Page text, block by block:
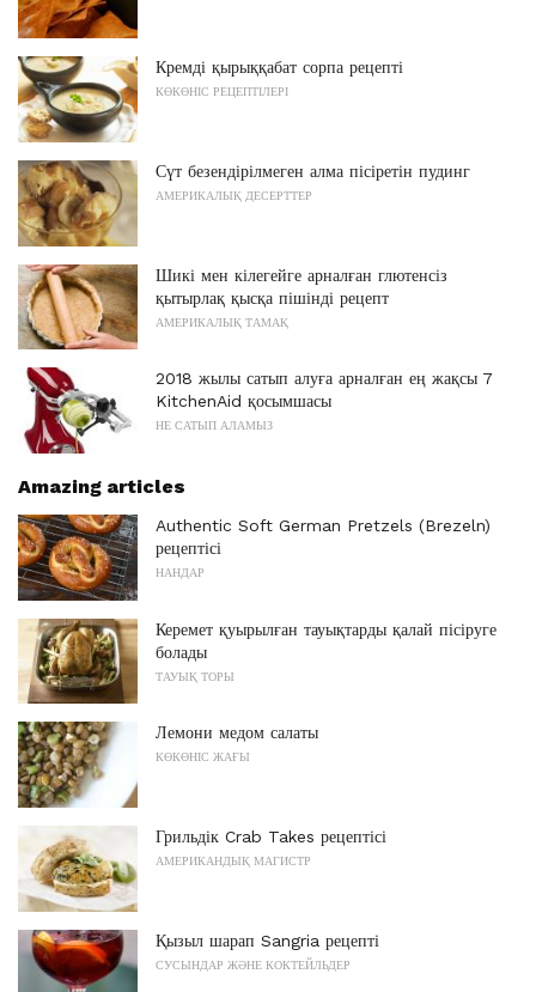
Кремді қырыққабат сорпа рецепті
КӨКӨНІС РЕЦЕПТІЛЕРІ
Сүт безендірілмеген алма пісіретін пудинг
АМЕРИКАЛЫҚ ДЕСЕРТТЕР
Шикі мен кілегейге арналған глютенсіз
қытырлақ қысқа пішінді рецепт
АМЕРИКАЛЫҚ ТАМАҚ
2018 жылы сатып алуға арналған ең жақсы 7
KitchenAid қосымшасы
НЕ САТЫП АЛАМЫЗ
Amazing articles
Authentic Soft German Pretzels (Brezeln)
рецептісі
НАНДАР
Керемет қуырылған тауықтарды қалай пісіруге
болады
ТАУЫҚ ТОРЫ
Лемони медом салаты
КӨКӨНІС ЖАҒЫ
Грильдік Crab Takes рецептісі
АМЕРИКАНДЫҚ МАГИСТР
Қызыл шарап Sangria рецепті
СУСЫНДАР ЖӘНЕ КОКТЕЙЛЬДЕР